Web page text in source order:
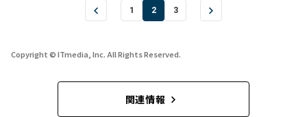
1 2 3
Copyright © ITmedia, Inc. All Rights Reserved.
関連情報